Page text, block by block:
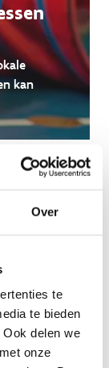
Over
te
te bieden
delen we
onze
kan